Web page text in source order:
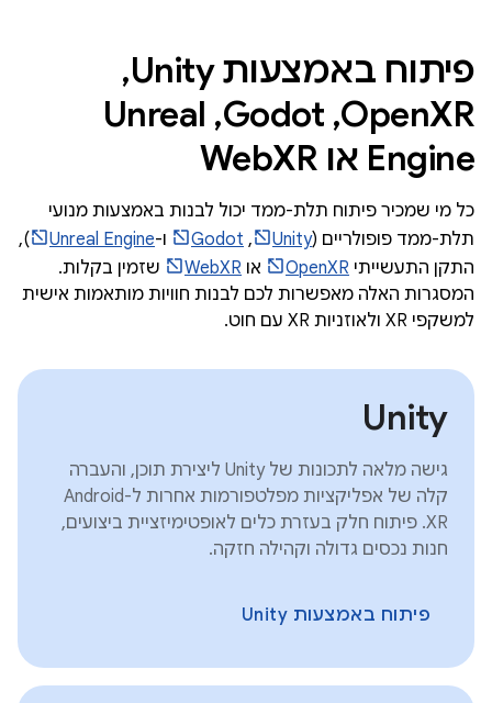
פיתוח באמצעות Unity,‏
OpenXR,‏ Godot,‏ Unreal
Engine או WebXR
כל מי שמכיר פיתוח תלת-ממד יכול לבנות באמצעות מנועי
תלת-ממד פופולריים (Unity
,‏
Godot ו-Unreal Engine
),
התקן התעשייתי OpenXR או WebXR
שזמין בקלות.
המסגרות האלה מאפשרות לכם לבנות חוויות מותאמות אישית
למשקפי XR ולאוזניות XR עם חוט.
Unity
גישה מלאה לתכונות של Unity ליצירת תוכן, והעברה
קלה של אפליקציות מפלטפורמות אחרות ל-Android
XR. פיתוח חלק בעזרת כלים לאופטימיזציית ביצועים,
חנות נכסים גדולה וקהילה חזקה.
פיתוח באמצעות Unity